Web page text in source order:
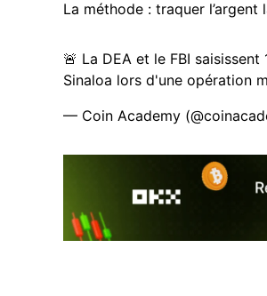
La méthode : traquer
🚨 La DEA et le FBI
Sinaloa lors d'une opération
— Coin Academy